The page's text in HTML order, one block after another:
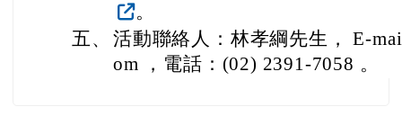
。
五、 活動聯絡人：林孝綱先生， E-
om ，電話：(02) 2391-7058 。